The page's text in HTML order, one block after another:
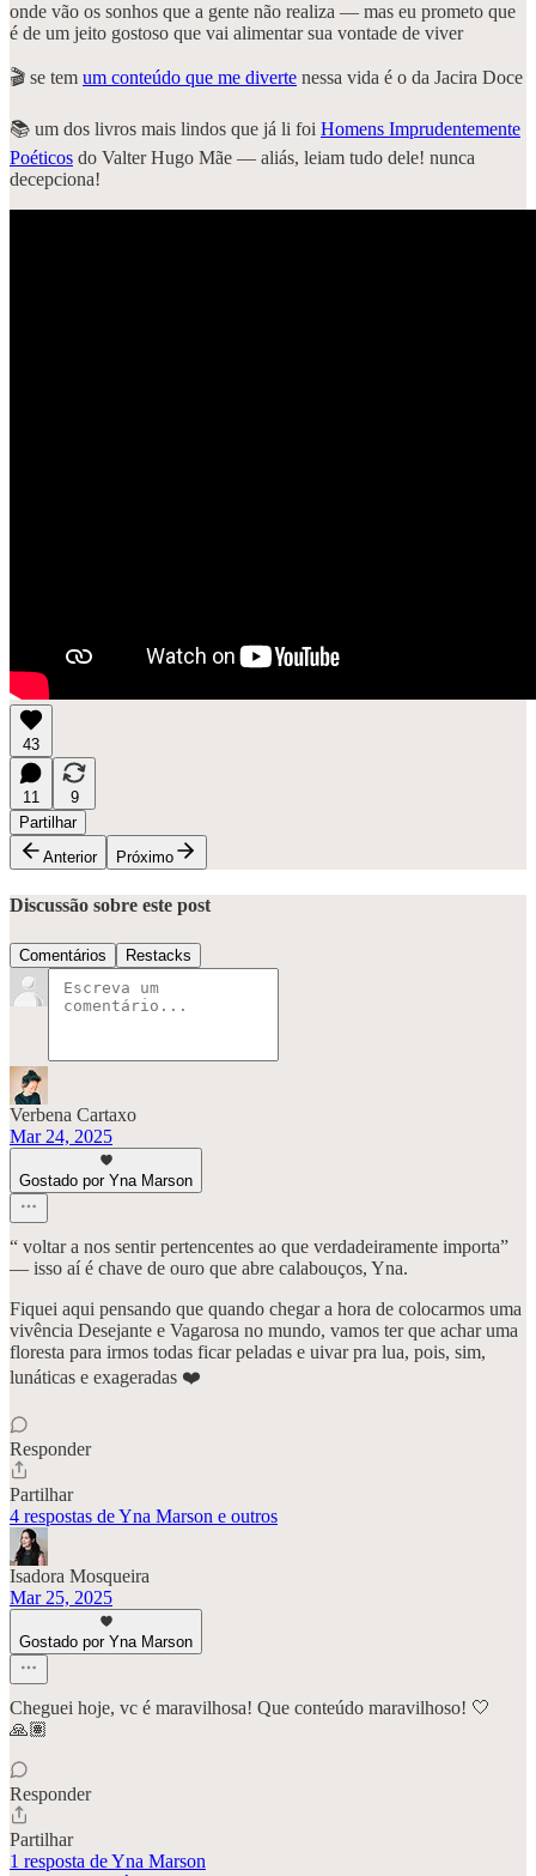
onde vão os sonhos que a gente não realiza — mas eu prometo que
é de um jeito gostoso que vai alimentar sua vontade de viver
🎬 se tem um conteúdo que me diverte nessa vida é o da Jacira Doce
📚 um dos livros mais lindos que já li foi Homens Imprudentemente
Poéticos do Valter Hugo Mãe — aliás, leiam tudo dele! nunca
decepciona!
43
11
9
Partilhar
Anterior
Próximo
Discussão sobre este post
Comentários Restacks
Verbena Cartaxo
Mar 24, 2025
Gostado por Yna Marson
“ voltar a nos sentir pertencentes ao que verdadeiramente importa”
— isso aí é chave de ouro que abre calabouços, Yna.
Fiquei aqui pensando que quando chegar a hora de colocarmos uma
vivência Desejante e Vagarosa no mundo, vamos ter que achar uma
floresta para irmos todas ficar peladas e uivar pra lua, pois, sim,
lunáticas e exageradas ❤️
Responder
Partilhar
4 respostas de Yna Marson e outros
Isadora Mosqueira
Mar 25, 2025
Gostado por Yna Marson
Cheguei hoje, vc é maravilhosa! Que conteúdo maravilhoso! 🤍
🙏🏽
Responder
Partilhar
1 resposta de Yna Marson